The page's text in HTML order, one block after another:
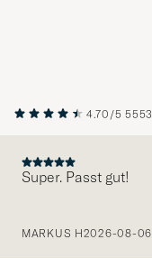
4.70/5
Super. Passt gut!
MARKUS H2026-08-06